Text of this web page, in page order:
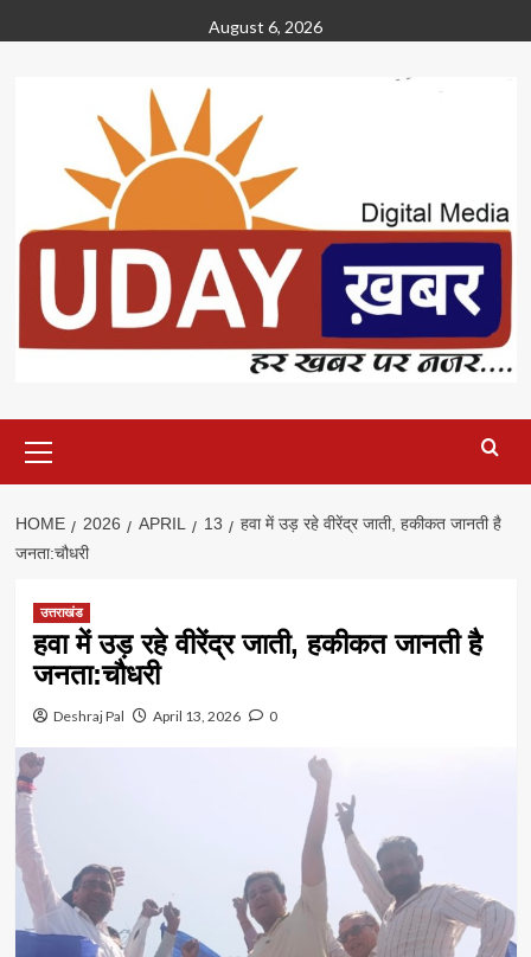
to
August 6, 2026
Menu
HOME 2026 APRIL 13
हवा में उड़ रहे वीरेंद्र जाती, हकीकत जानती है
जनता:चौधरी
उत्तराखंड
हवा में उड़ रहे वीरेंद्र जाती, हकीकत जानती है
जनता:चौधरी
Deshraj Pal April 13, 2026 0